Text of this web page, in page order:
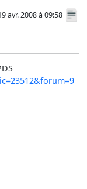
avr. 2008 à 09:58